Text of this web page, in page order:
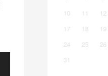
10
11 12
17
18 19
24
25 26
31